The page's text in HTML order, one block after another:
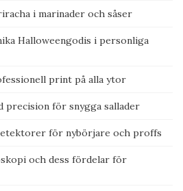
i marinader och såser
Halloweengodis i personliga
print på alla ytor
precision för snygga sallader
för nybörjare och proffs
och dess fördelar för